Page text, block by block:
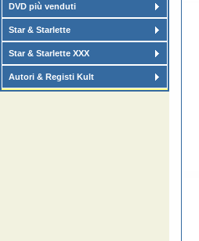
DVD più venduti
Star & Starlette
Star & Starlette XXX
Autori & Registi Kult